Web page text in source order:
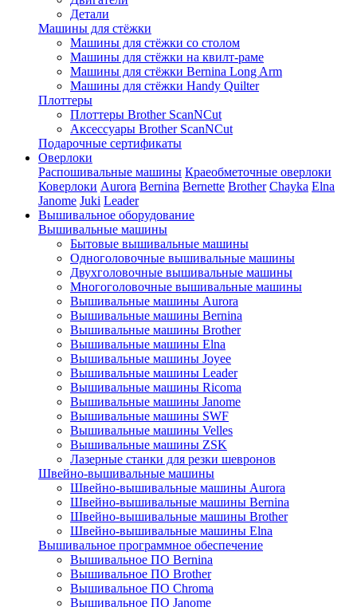
Детали
Машины для стёжки
Машины для стёжки со столом
Машины для стёжки на квилт-раме
Машины для стёжки Bernina Long Arm
Машины для стёжки Handy Quilter
Плоттеры
Плоттеры Brother ScanNCut
Аксессуары Brother ScanNCut
Подарочные сертификаты
Оверлоки
Распошивальные машины Краеобметочные оверлоки
Коверлоки Aurora Bernina Bernette Brother Chayka Elna
Janome Juki Leader
Вышивальное оборудование
Вышивальные машины
Бытовые вышивальные машины
Одноголовочные вышивальные машины
Двухголовочные вышивальные машины
Многоголовочные вышивальные машины
Вышивальные машины Aurora
Вышивальные машины Bernina
Вышивальные машины Brother
Вышивальные машины Elna
Вышивальные машины Joyee
Вышивальные машины Leader
Вышивальные машины Ricoma
Вышивальные машины Janome
Вышивальные машины SWF
Вышивальные машины Velles
Вышивальные машины ZSK
Лазерные станки для резки шевронов
Швейно-вышивальные машины
Швейно-вышивальные машины Aurora
Швейно-вышивальные машины Bernina
Швейно-вышивальные машины Brother
Швейно-вышивальные машины Elna
Вышивальное программное обеспечение
Вышивальное ПО Bernina
Вышивальное ПО Brother
Вышивальное ПО Chroma
Вышивальное ПО Janome